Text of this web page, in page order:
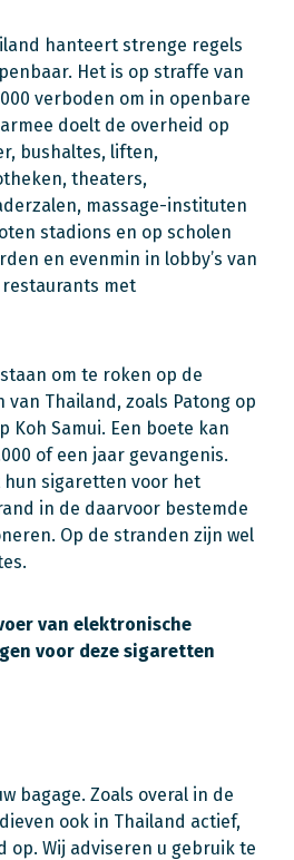
hanteert strenge regels
Het is op straffe van
verboden om in openbare
doelt de overheid op
bushaltes, liften,
theaters,
massage-instituten
stadions en op scholen
en evenmin in lobby’s van
met
om te roken op de
Thailand, zoals Patong op
Koh Samui. Een boete kan
of een jaar gevangenis.
sigaretten voor het
in de daarvoor bestemde
Op de stranden zijn wel
van elektronische
voor deze sigaretten
bagage. Zoals overal in de
ook in Thailand actief,
op. Wij adviseren u gebruik te